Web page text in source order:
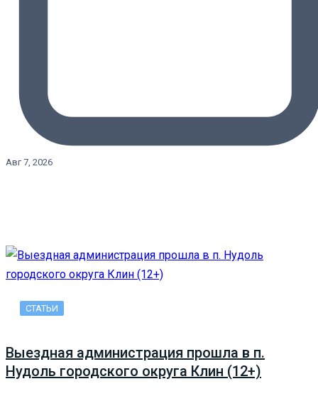
Авг 7, 2026
СТАТЬИ
Выездная администрация прошла в п.
Нудоль городского округа Клин (12+)